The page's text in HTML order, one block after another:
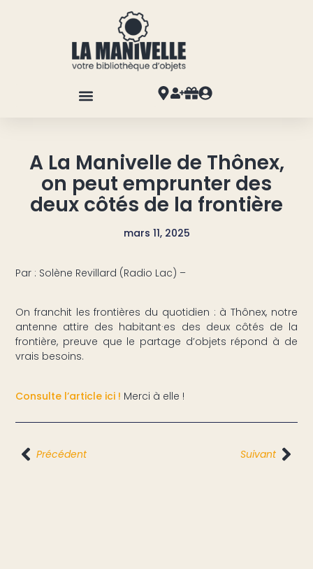
A La Manivelle de Thônex,
on peut emprunter des
deux côtés de la frontière
mars 11, 2025
Par : Solène Revillard (Radio Lac) –
On franchit les frontières du quotidien : à Thônex, notre
antenne attire des habitant·es des deux côtés de la
frontière, preuve que le partage d’objets répond à de
vrais besoins.
Consulte l’article ici ! Merci à elle !
Précédent Suivant